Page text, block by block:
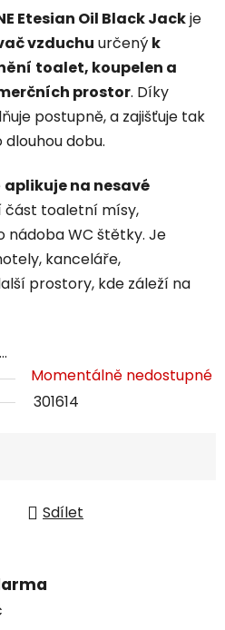
Etesian Oil Black Jackje
vzduchu určený k
toalet, koupelen a
prostor. Díky
postupně, a zajišťuje tak
dobu.
aplikuje na nesavé
část toaletní mísy,
nádoba WC štětky. Je
kanceláře,
prostory, kde záleží na
Momentálně nedostupné
301614
Sdílet